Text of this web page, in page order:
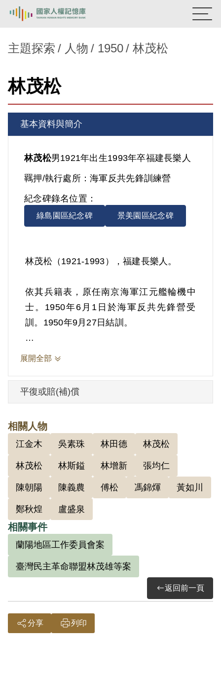
新生訓導處
主題探索
背景知識
關於我們
意見信箱
主題探索 人物 1950 林茂松
林茂松
基本資料與簡介
林茂松男1921年出生1993年卒福建長樂人
羈押/執行處所：海軍反共先鋒訓練營
紀念碑錄名位置：
綠島園區紀念碑 景美園區紀念碑
林茂松（1921-1993），福建長樂人。
依其兵籍表，原任南京海軍江元艦輪機中
士。1950年6月1日於海軍反共先鋒營受
訓。1950年9月27日結訓。
其家屬於2000年7月向補償基金會提出申
2002年12月13日修正戒嚴時期不當叛亂暨
旨包括前海軍先鋒營事件。依海軍總司令
部（90）挹力字第7379號呈副本查覆。前
「海軍反共先鋒訓練營」性質係「訓練歸
俘及思想不純正之人員」，暨該部（91）
挹力字第07802號書函查覆，參照本軍史略
及相關文獻資料「先鋒營為收訓涉嫌叛亂
或匪諜限制人身自由之場所」。且依其兵
籍資料記載，其為1950年6月1日到任海軍
反共先鋒訓練營中士訓練學生，1950年9月
27日離職；應認符合《戒嚴時期不當叛亂
暨匪諜審判案件補償條例》第15條之1第3
展開全部
平復或賠(補)償
相關人物
江金木 吳素珠 林田德 林茂松
林茂松 林斯鎰 林增新 張均仁
陳朝陽 陳義農 傅松 馮錦煇 黃如川
鄭秋煌 盧盛泉
相關事件
蘭陽地區工作委員會案
臺灣民主革命聯盟林茂雄等案
返回前一頁
分享 列印